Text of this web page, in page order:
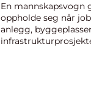
En mannskapsvogn
oppholde seg når
anlegg,